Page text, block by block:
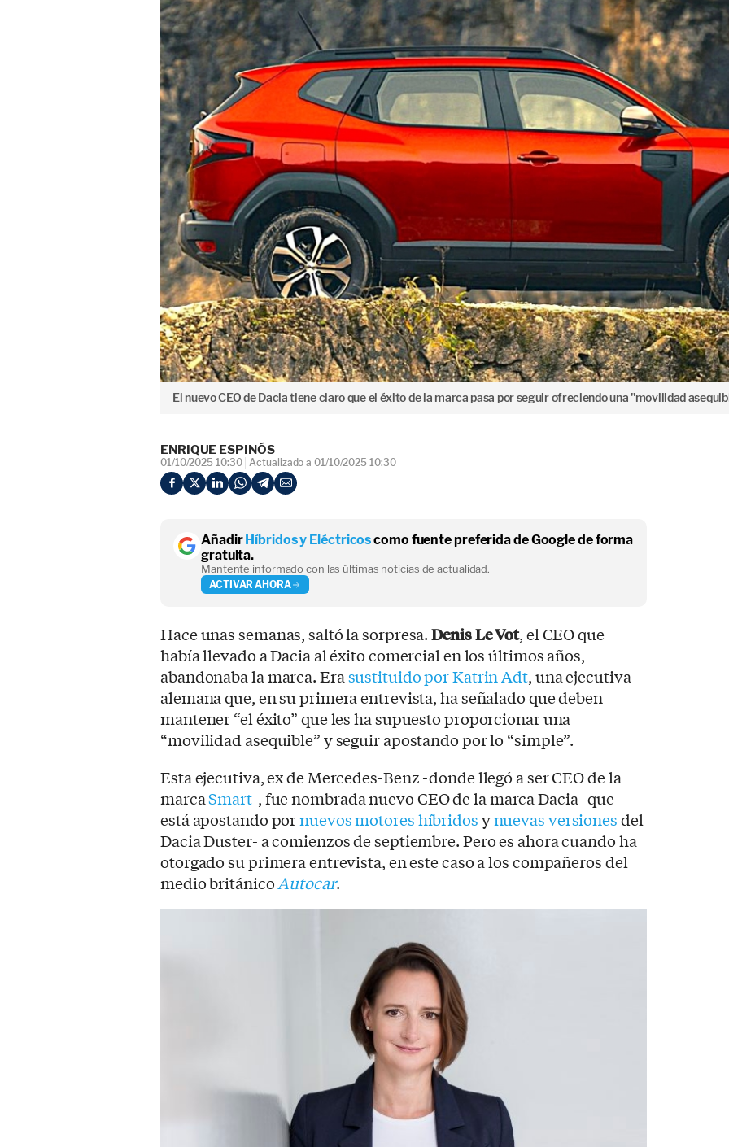
El nuevo CEO de Dacia tiene claro que el éxito de la marca pasa por seguir ofreciendo una "movilidad
ENRIQUE ESPINÓS
01/10/2025 10:30 Actualizado a 01/10/2025 10:30
Añadir Híbridos y Eléctricoscomo fuente preferida de Google de forma
gratuita.
Mantente informado con las últimas noticias de actualidad.
ACTIVAR AHORA
Hace unas semanas, saltó la sorpresa.Denis Le Vot, el CEO que
había llevado a Dacia al éxito comercial en los últimos años,
abandonaba la marca. Erasustituido por Katrin Adt, una ejecutiva
alemana que, en su primera entrevista, ha señalado que deben
mantener “el éxito” que les ha supuesto proporcionar una
“movilidad asequible” y seguir apostando por lo “simple”.
Esta ejecutiva, ex de Mercedes-Benz -donde llegó a ser CEO de la
marcaSmart-, fue nombrada nuevo CEO de la marca Dacia -que
está apostando pornuevos motores híbridosynuevas versionesdel
Dacia Duster- a comienzos de septiembre. Pero es ahora cuando ha
otorgado su primera entrevista, en este caso a los compañeros del
medio británicoAutocar.